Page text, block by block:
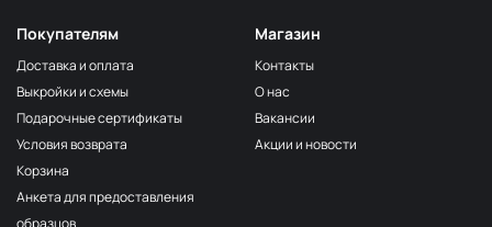
Покупателям
Доставка и оплата
Выкройки и схемы
Подарочные сертификаты
Условия возврата
Корзина
Анкета для предоставления
образцов
Магазин
Контакты
О нас
Вакансии
Акции и новости